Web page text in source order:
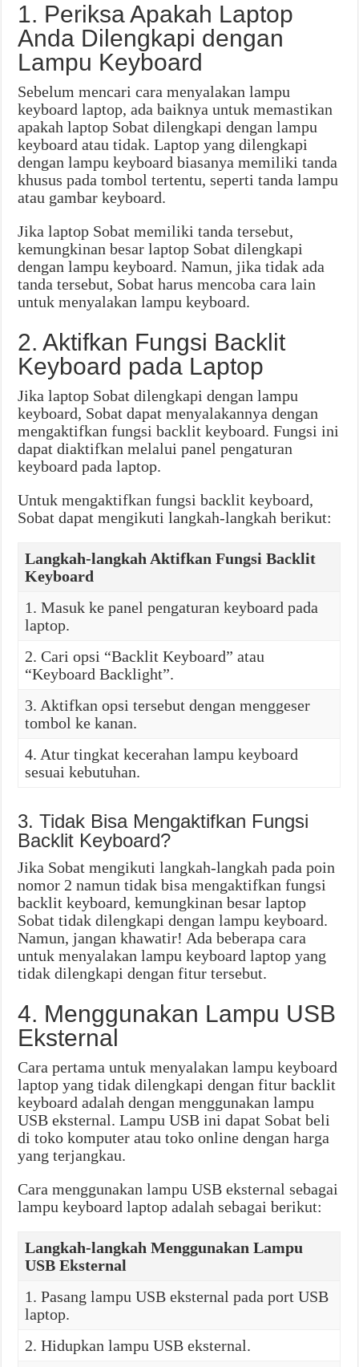
1. Periksa Apakah Laptop
Anda Dilengkapi dengan
Lampu Keyboard
Sebelum mencari cara menyalakan lampu
keyboard laptop, ada baiknya untuk memastikan
apakah laptop Sobat dilengkapi dengan lampu
keyboard atau tidak. Laptop yang dilengkapi
dengan lampu keyboard biasanya memiliki tanda
khusus pada tombol tertentu, seperti tanda lampu
atau gambar keyboard.
Jika laptop Sobat memiliki tanda tersebut,
kemungkinan besar laptop Sobat dilengkapi
dengan lampu keyboard. Namun, jika tidak ada
tanda tersebut, Sobat harus mencoba cara lain
untuk menyalakan lampu keyboard.
2. Aktifkan Fungsi Backlit
Keyboard pada Laptop
Jika laptop Sobat dilengkapi dengan lampu
keyboard, Sobat dapat menyalakannya dengan
mengaktifkan fungsi backlit keyboard. Fungsi ini
dapat diaktifkan melalui panel pengaturan
keyboard pada laptop.
Untuk mengaktifkan fungsi backlit keyboard,
Sobat dapat mengikuti langkah-langkah berikut:
Langkah-langkah Aktifkan Fungsi Backlit
Keyboard
1. Masuk ke panel pengaturan keyboard pada
laptop.
2. Cari opsi “Backlit Keyboard” atau
“Keyboard Backlight”.
3. Aktifkan opsi tersebut dengan menggeser
tombol ke kanan.
4. Atur tingkat kecerahan lampu keyboard
sesuai kebutuhan.
3. Tidak Bisa Mengaktifkan Fungsi
Backlit Keyboard?
Jika Sobat mengikuti langkah-langkah pada poin
nomor 2 namun tidak bisa mengaktifkan fungsi
backlit keyboard, kemungkinan besar laptop
Sobat tidak dilengkapi dengan lampu keyboard.
Namun, jangan khawatir! Ada beberapa cara
untuk menyalakan lampu keyboard laptop yang
tidak dilengkapi dengan fitur tersebut.
4. Menggunakan Lampu USB
Eksternal
Cara pertama untuk menyalakan lampu keyboard
laptop yang tidak dilengkapi dengan fitur backlit
keyboard adalah dengan menggunakan lampu
USB eksternal. Lampu USB ini dapat Sobat beli
di toko komputer atau toko online dengan harga
yang terjangkau.
Cara menggunakan lampu USB eksternal sebagai
lampu keyboard laptop adalah sebagai berikut:
Langkah-langkah Menggunakan Lampu
USB Eksternal
1. Pasang lampu USB eksternal pada port USB
laptop.
2. Hidupkan lampu USB eksternal.